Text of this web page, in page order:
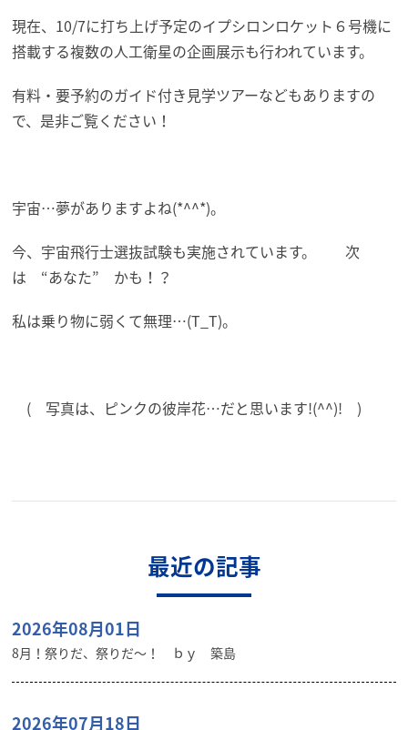
現在、10/7に打ち上げ予定のイプシロンロケット６号機に
搭載する複数の人工衛星の企画展示も行われています。
有料・要予約のガイド付き見学ツアーなどもありますの
で、是非ご覧ください！
宇宙…夢がありますよね(*^^*)。
今、宇宙飛行士選抜試験も実施されています。 次
は “あなた” かも！？
私は乗り物に弱くて無理…(T_T)。
( 写真は、ピンクの彼岸花…だと思います!(^^)! )
最近の記事
2026年08月01日
8月！祭りだ、祭りだ～！ ｂｙ 築島
2026年07月18日